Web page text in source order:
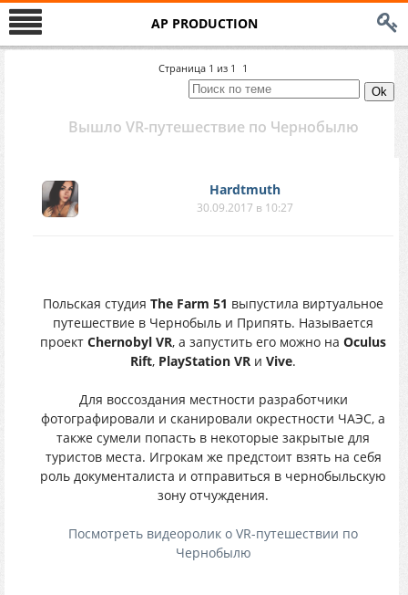
AP PRODUCTION
Страница 1 из 1 1
Вышло VR-путешествие по Чернобылю
Hardtmuth
30.09.2017 в 10:27
Польская студия The Farm 51 выпустила виртуальное
путешествие в Чернобыль и Припять. Называется
проект Chernobyl VR, а запустить его можно на Oculus
Rift, PlayStation VR и Vive.
Для воссоздания местности разработчики
фотографировали и сканировали окрестности ЧАЭС, а
также сумели попасть в некоторые закрытые для
туристов места. Игрокам же предстоит взять на себя
роль документалиста и отправиться в чернобыльскую
зону отчуждения.
Посмотреть видеоролик о VR-путешествии по
Чернобылю